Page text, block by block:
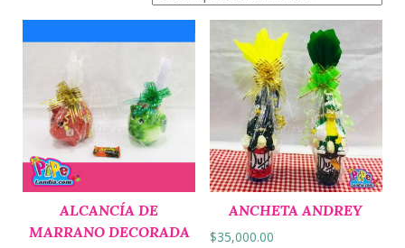
ALCANCÍA DE
MARRANO DECORADA
ANCHETA ANDREY
$35,000.00